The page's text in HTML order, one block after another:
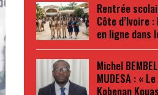
Rentrée
Côte d’Ivoire
en ligne dans
Michel
MUDESA : «
Kobenan